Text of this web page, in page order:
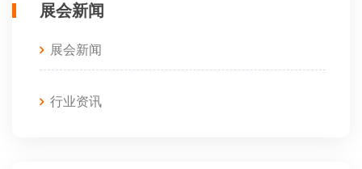
展会新闻
展会新闻
行业资讯